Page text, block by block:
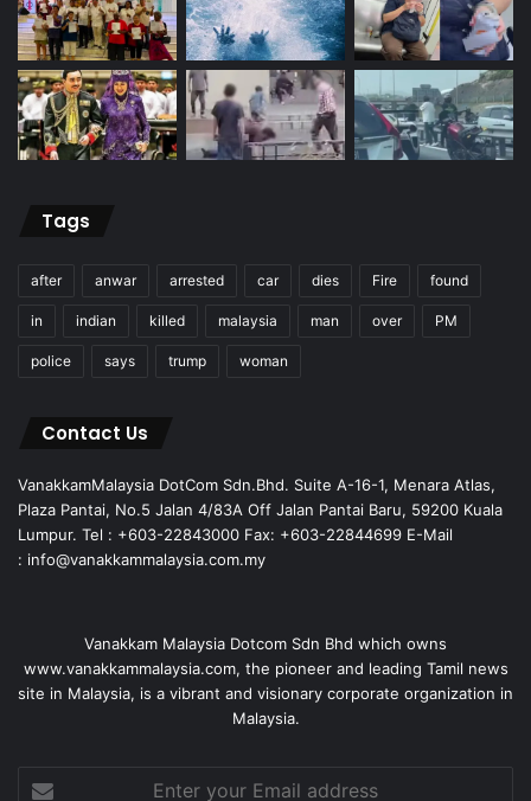
Tags
after anwar arrested car dies Fire found
in indian killed malaysia man over PM
police says trump woman
Contact Us
VanakkamMalaysia DotCom Sdn.Bhd. Suite A-16-1, Menara Atlas,
Plaza Pantai, No.5 Jalan 4/83A Off Jalan Pantai Baru, 59200 Kuala
Lumpur. Tel : +603-22843000 Fax: +603-22844699 E-Mail
: info@vanakkammalaysia.com.my
Vanakkam Malaysia Dotcom Sdn Bhd which owns
www.vanakkammalaysia.com, the pioneer and leading Tamil news
site in Malaysia, is a vibrant and visionary corporate organization in
Malaysia.